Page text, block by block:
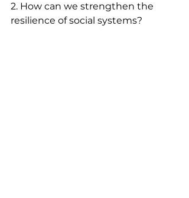
2. How can we strengthen the
resilience of social systems?